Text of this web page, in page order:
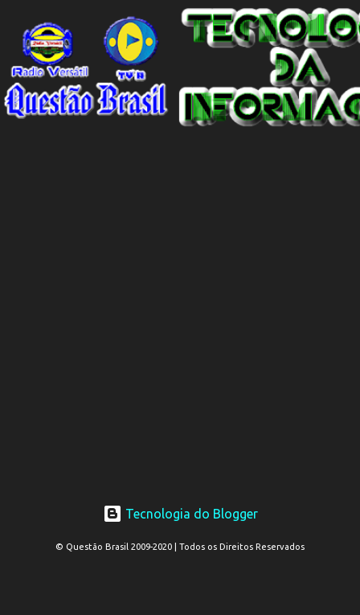
Tecnologia do Blogger
© Questão Brasil 2009-2020 | Todos os Direitos Reservados